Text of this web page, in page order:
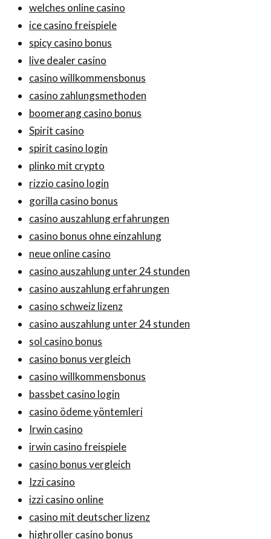
welches online casino
ice casino freispiele
spicy casino bonus
live dealer casino
casino willkommensbonus
casino zahlungsmethoden
boomerang casino bonus
Spirit casino
spirit casino login
plinko mit crypto
rizzio casino login
gorilla casino bonus
casino auszahlung erfahrungen
casino bonus ohne einzahlung
neue online casino
casino auszahlung unter 24 stunden
casino auszahlung erfahrungen
casino schweiz lizenz
casino auszahlung unter 24 stunden
sol casino bonus
casino bonus vergleich
casino willkommensbonus
bassbet casino login
casino ödeme yöntemleri
Irwin casino
irwin casino freispiele
casino bonus vergleich
Izzi casino
izzi casino online
casino mit deutscher lizenz
highroller casino bonus